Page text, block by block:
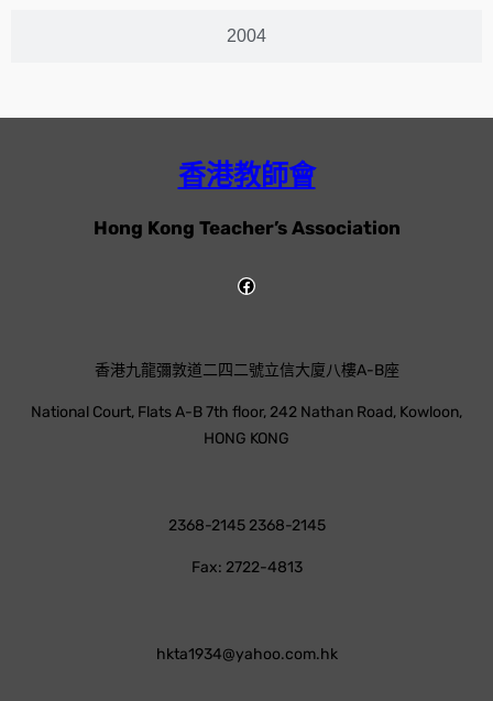
2004
香港教師會
Hong Kong Teacher’s Association
香港九龍彌敦道二四二號立信大廈八樓A-B座
National Court, Flats A-B 7th floor, 242 Nathan Road, Kowloon,
HONG KONG
2368-2145 2368-2145
Fax: 2722-4813
hkta1934@yahoo.com.hk